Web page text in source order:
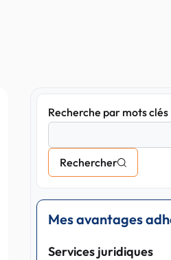
Recherche par mots clés
Rechercher
Mes avantages
Services juridiques